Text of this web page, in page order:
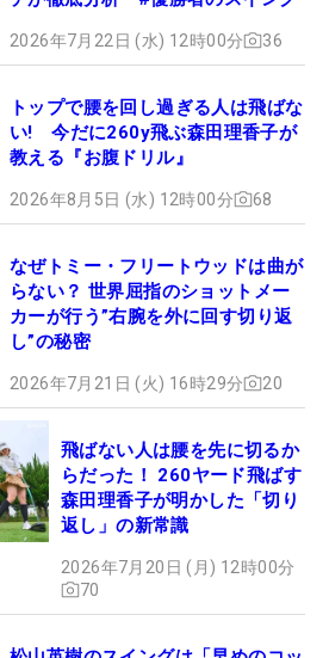
2026年7月22日 (水) 12時00分 36
トップで腰を回し過ぎる人は飛ばな
い! 今だに260y飛ぶ森田理香子が
教える『お腹ドリル』
2026年8月5日 (水) 12時00分 68
なぜトミー・フリートウッドは曲が
らない？ 世界屈指のショットメー
カーが行う”右腕を外に回す切り返
し”の秘密
2026年7月21日 (火) 16時29分 20
飛ばない人は腰を先に切るか
らだった！ 260ヤード飛ばす
森田理香子が明かした「切り
返し」の新常識
2026年7月20日 (月) 12時00分
70